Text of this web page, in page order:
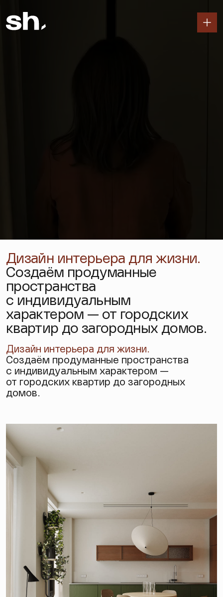
Дизайн интерьера для жизни.
Создаём продуманные
пространства
с индивидуальным
характером — от городских
квартир до загородных домов.
Дизайн интерьера для жизни.
Создаём продуманные пространства
с индивидуальным характером —
от городских квартир до загородных
домов.